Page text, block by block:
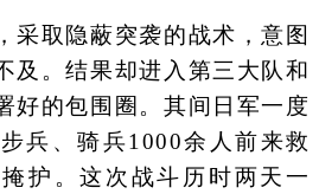
取隐蔽突袭的战术，意图
及。结果却进入第三大队和
好的包围圈。其间日军一度
兵、骑兵1000余人前来救
护。这次战斗历时两天一